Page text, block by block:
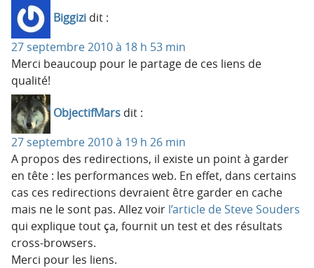
Biggizi dit :
27 septembre 2010 à 18 h 53 min
Merci beaucoup pour le partage de ces liens de
qualité!
ObjectifMars dit :
27 septembre 2010 à 19 h 26 min
A propos des redirections, il existe un point à garder
en tête : les performances web. En effet, dans certains
cas ces redirections devraient être garder en cache
mais ne le sont pas. Allez voir l’article de Steve Souders
qui explique tout ça, fournit un test et des résultats
cross-browsers.
Merci pour les liens.